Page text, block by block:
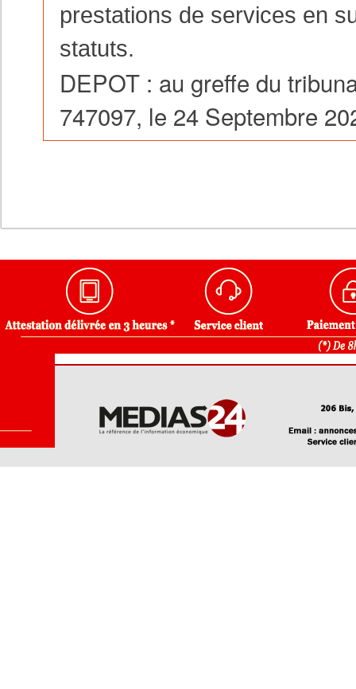
prestations de services en
statuts.
DEPOT : au greffe du
747097, le 24 Septembre